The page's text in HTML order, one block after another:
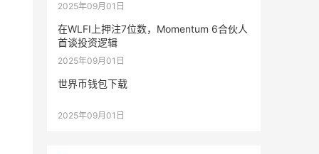
2025年09月01日
在WLFI上押注7位数，Momentum 6合伙人
首谈投资逻辑
2025年09月01日
世界币钱包下载
2025年09月01日